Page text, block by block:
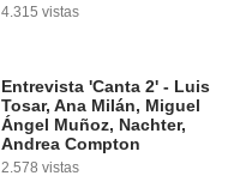
4.315 vistas
Entrevista 'Canta 2' - Luis
Tosar, Ana Milán, Miguel
Ángel Muñoz, Nachter,
Andrea Compton
2.578 vistas